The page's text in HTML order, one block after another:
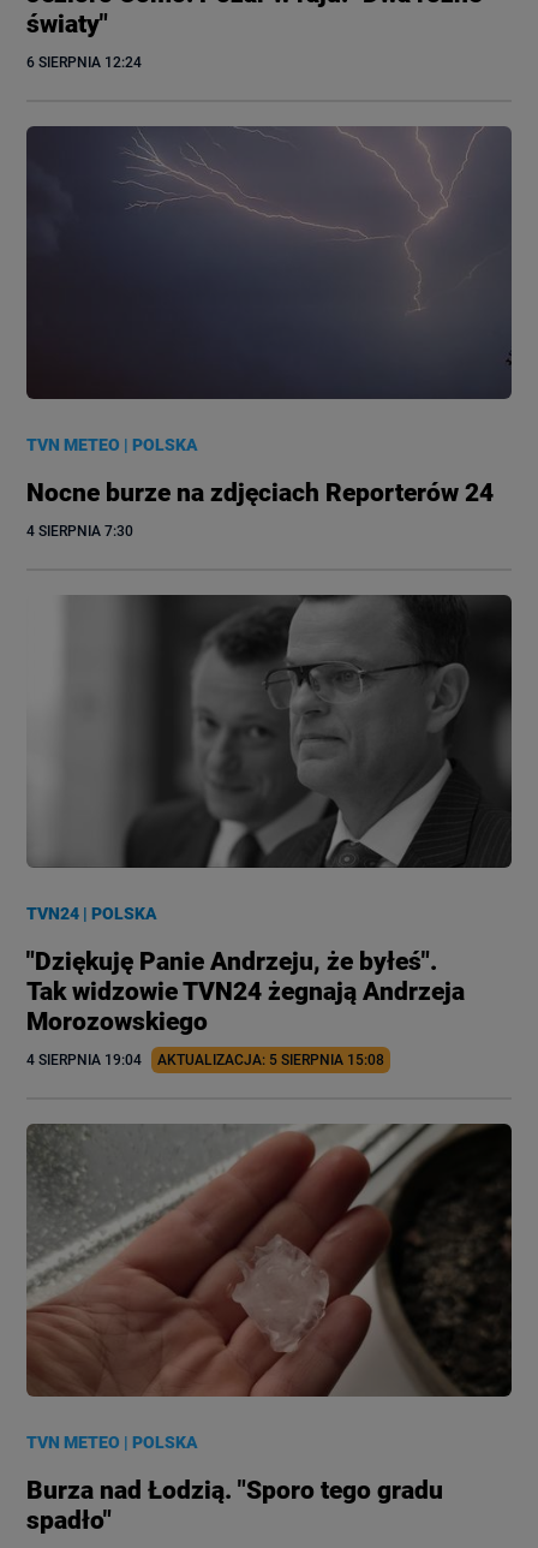
światy"
6 SIERPNIA 12:24
TVN METEO |POLSKA
Nocne burze na zdjęciach Reporterów 24
4 SIERPNIA 7:30
TVN24 |POLSKA
"Dziękuję Panie Andrzeju, że byłeś".
Tak widzowie TVN24 żegnają Andrzeja
Morozowskiego
4 SIERPNIA 19:04 AKTUALIZACJA: 5 SIERPNIA 15:08
TVN METEO |POLSKA
Burza nad Łodzią. "Sporo tego gradu
spadło"